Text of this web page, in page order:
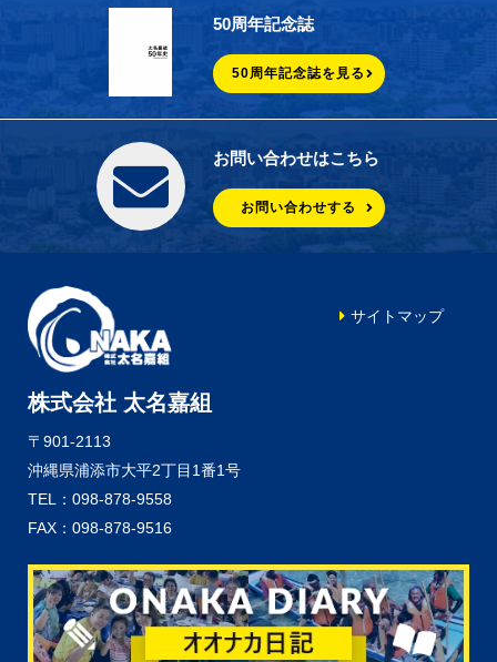
50周年記念誌
50周年記念誌を見る
お問い合わせはこちら
お問い合わせする
株式会社 太名嘉組
〒901-2113
沖縄県浦添市大平2丁目1番1号
TEL：098-878-9558
FAX：098-878-9516
サイトマップ